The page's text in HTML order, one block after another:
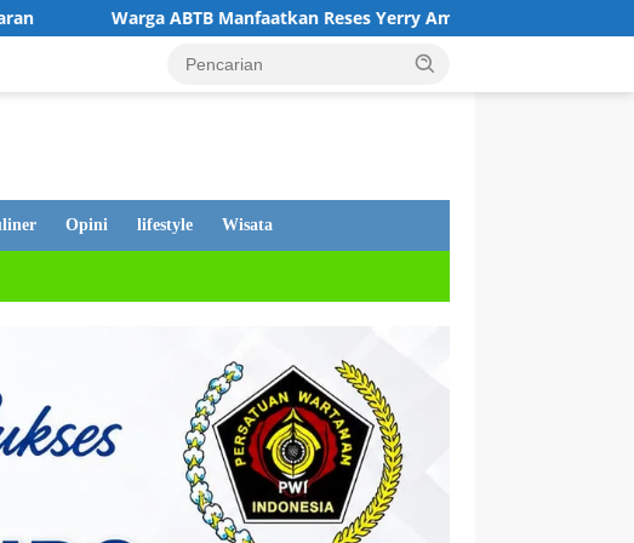
Reses Yerry Amiruddin untuk Sampaikan Beragam Aspirasi
Opini lifestyle Wisata